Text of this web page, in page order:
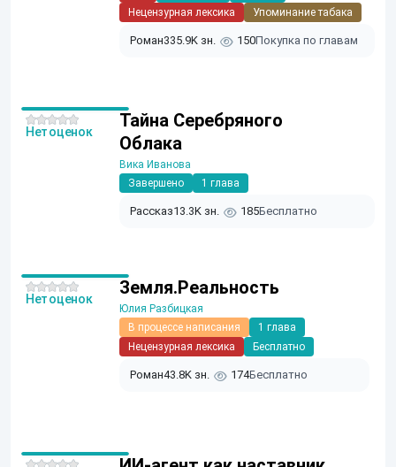
Нецензурная лексика
Упоминание табака
Роман335.9K зн. 150Покупка по главам
Тайна Серебряного
Облака
Вика Иванова
Завершено
1 глава
Рассказ13.3K зн. 185Бесплатно
Нет оценок
Земля.Реальность
Юлия Разбицкая
В процессе написания
1 глава
Нецензурная лексика
Бесплатно
Роман43.8K зн. 174Бесплатно
Нет оценок